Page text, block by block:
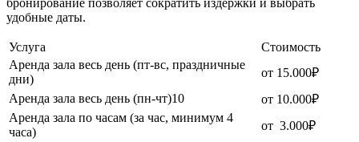
бронирование позволяет сократить издержки и выбрать
удобные даты.
Услуга
Стоимость
Аренда зала весь день (пт-вс, праздничные
дни)
от 15.000₽
Аренда зала весь день (пн-чт)10
от 10.000₽
Аренда зала по часам (за час, минимум 4
часа)
от 3.000₽